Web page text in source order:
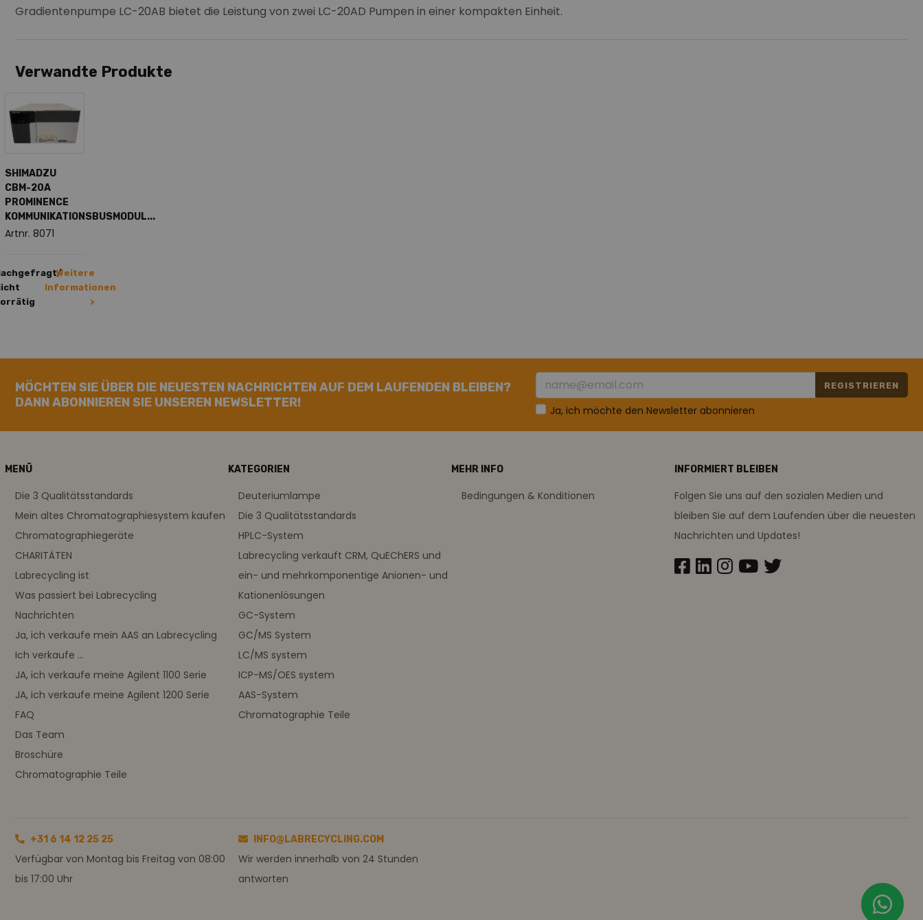
Gradientenpumpe LC-20AB bietet die Leistung von zwei LC-20AD Pumpen in einer kompakten Einheit.
Verwandte Produkte
SHIMADZU
CBM-20A
PROMINENCE
KOMMUNIKATIONSBUSMODUL...
Artnr. 8071
Weitere
Informationen
>
MÖCHTEN SIE ÜBER DIE NEUESTEN NACHRICHTEN AUF DEM LAUFENDEN BLEIBEN?
DANN ABONNIEREN SIE UNSEREN NEWSLETTER!
REGISTRIEREN
Ja, ich möchte den Newsletter abonnieren
MENÜ
Die 3 Qualitätsstandards
Mein altes Chromatographiesystem kaufen
Chromatographiegeräte
CHARITÄTEN
Labrecycling ist
Was passiert bei Labrecycling
Nachrichten
Ja, ich verkaufe mein AAS an Labrecycling
Ich verkaufe ...
JA, ich verkaufe meine Agilent 1100 Serie
JA, ich verkaufe meine Agilent 1200 Serie
FAQ
Das Team
Broschüre
Chromatographie Teile
KATEGORIEN
Deuteriumlampe
Die 3 Qualitätsstandards
HPLC-System
Labrecycling verkauft CRM, QuEChERS und
ein- und mehrkomponentige Anionen- und
Kationenlösungen
GC-System
GC/MS System
LC/MS system
ICP-MS/OES system
AAS-System
Chromatographie Teile
MEHR INFO
Bedingungen & Konditionen
INFORMIERT BLEIBEN
Folgen Sie uns auf den sozialen Medien und
bleiben Sie auf dem Laufenden über die neuesten
Nachrichten und Updates!
+31 6 14 12 25 25
Verfügbar von Montag bis Freitag von 08:00
bis 17:00 Uhr
INFO@LABRECYCLING.COM
Wir werden innerhalb von 24 Stunden
antworten